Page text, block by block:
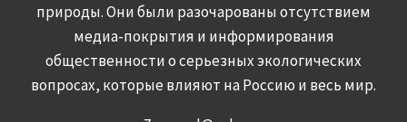
природы. Они были разочарованы отсутствием
медиа-покрытия и информирования
общественности о серьезных экологических
вопросах, которые влияют на Россию и весь мир.